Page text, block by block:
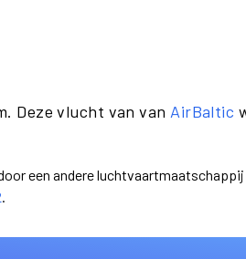
Deze vlucht van van AirBaltic
een andere luchtvaartmaatschappij
.